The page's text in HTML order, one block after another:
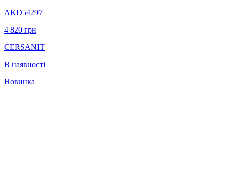
AKD54297
4 820 грн
CERSANIT
В наявності
Новинка